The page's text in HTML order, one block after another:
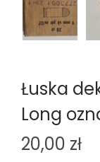
Łuska
Long
20,00 zł